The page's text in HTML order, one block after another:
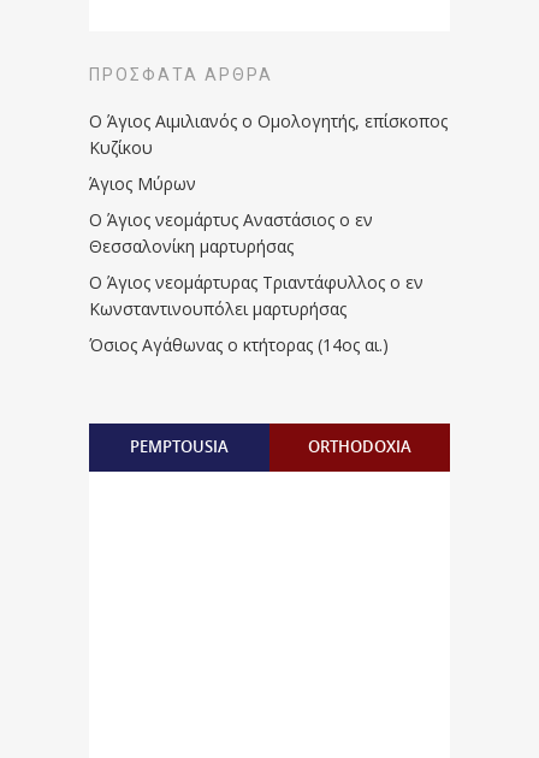
ΠΡΌΣΦΑΤΑ ΆΡΘΡΑ
Ο Άγιος Αιμιλιανός ο Ομολογητής, επίσκοπος
Κυζίκου
Άγιος Μύρων
Ο Άγιος νεομάρτυς Αναστάσιος ο εν
Θεσσαλονίκη μαρτυρήσας
Ο Άγιος νεομάρτυρας Τριαντάφυλλος ο εν
Κωνσταντινουπόλει μαρτυρήσας
Όσιος Αγάθωνας ο κτήτορας (14ος αι.)
PEMPTOUSIA ORTHODOXIA